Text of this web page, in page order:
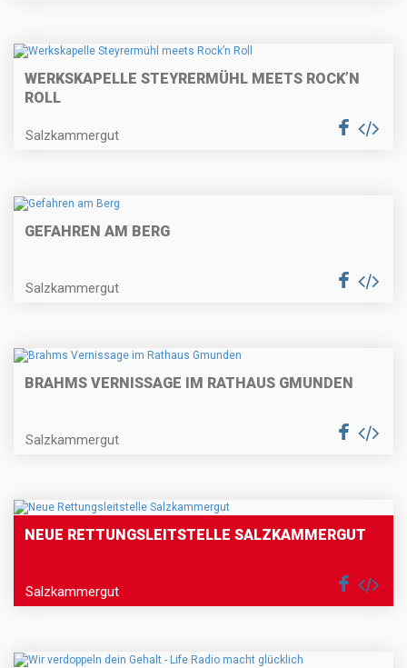
WERKSKAPELLE STEYRERMÜHL MEETS ROCK’N
ROLL
Salzkammergut
GEFAHREN AM BERG
Salzkammergut
BRAHMS VERNISSAGE IM RATHAUS GMUNDEN
Salzkammergut
NEUE RETTUNGSLEITSTELLE SALZKAMMERGUT
Salzkammergut